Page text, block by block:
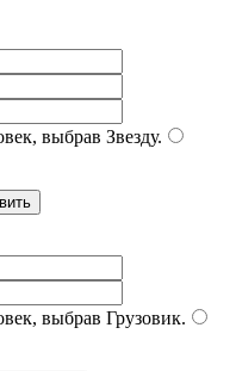
выбрав Звезду.
выбрав Грузовик.